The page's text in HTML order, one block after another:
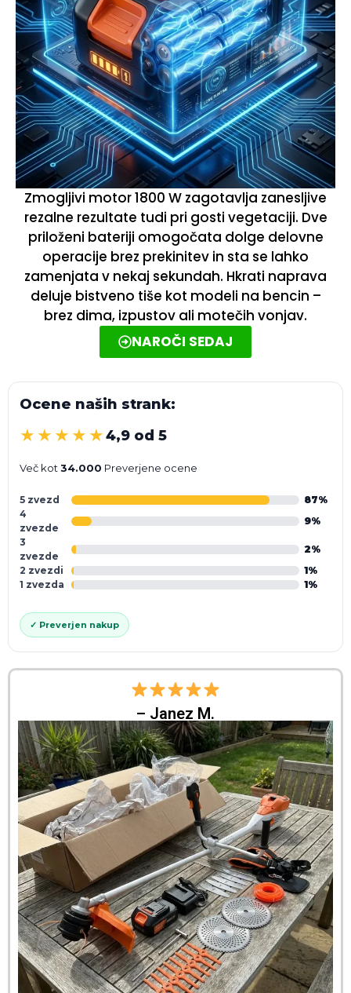
Zmogljivi motor 1800 W zagotavlja zanesljive
rezalne rezultate tudi pri gosti vegetaciji. Dve
priloženi bateriji omogočata dolge delovne
operacije brez prekinitev in sta se lahko
zamenjata v nekaj sekundah. Hkrati naprava
deluje bistveno tiše kot modeli na bencin –
brez dima, izpustov ali motečih vonjav.
NAROČI SEDAJ
Ocene naših strank:
★★★★★4,9 od 5
Več kot 34.000 Preverjene ocene
5 zvezd
87%
4
zvezde
9%
3
zvezde
2%
2 zvezdi
1%
1 zvezda
1%
✓ Preverjen nakup
– Janez M.